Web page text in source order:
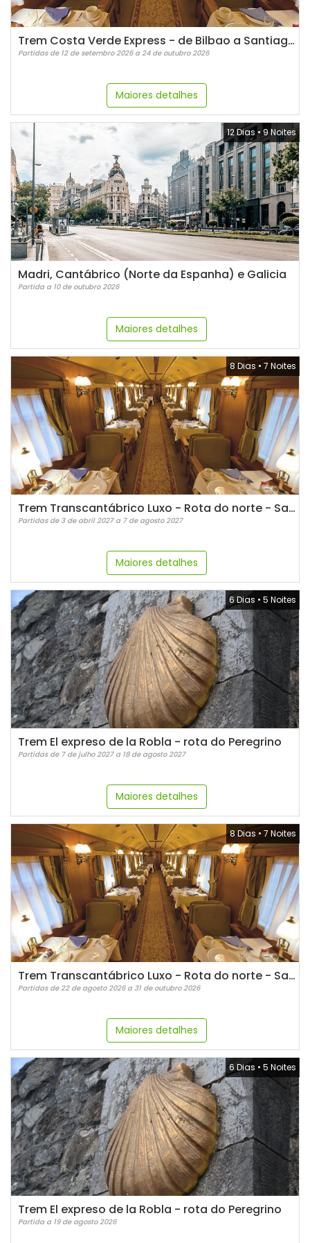
Trem Costa Verde Express - de Bilbao a Santiago de Compostela
Partidas de 12 de setembro 2026 a 24 de outubro 2026
Maiores detalhes
12 Dias • 9 Noites
Madri, Cantábrico (Norte da Espanha) e Galicia
Partida a 10 de outubro 2026
Maiores detalhes
8 Dias • 7 Noites
Trem Transcantábrico Luxo - Rota do norte - Santiago de Compostela
Partidas de 3 de abril 2027 a 7 de agosto 2027
Maiores detalhes
6 Dias • 5 Noites
Trem El expreso de la Robla - rota do Peregrino
Partidas de 7 de julho 2027 a 18 de agosto 2027
Maiores detalhes
8 Dias • 7 Noites
Trem Transcantábrico Luxo - Rota do norte - San Sebastian
Partidas de 22 de agosto 2026 a 31 de outubro 2026
Maiores detalhes
6 Dias • 5 Noites
Trem El expreso de la Robla - rota do Peregrino
Partida a 19 de agosto 2026